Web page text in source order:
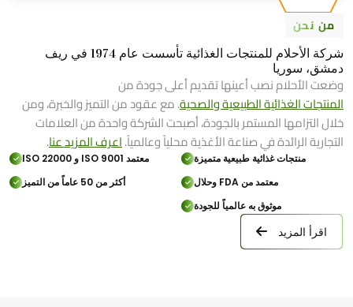
من نحن
شركة الأحلام للمنتجات الغذائية تأسست عام 1974 في ريف
دمشق، سوريا
وضعت الأحلام نصب أعينها تقديم أعلى جودة من
المنتجات الغذائية الطبيعية والصحية. مع عقود من التميز والخبرة، ومن
خلال التزامها المستمر بالجودة، أصبحت الشركة واحدة من العلامات
التجارية الرائدة في صناعة الأغذية محلياً وعالمياً.اعرف المزيد عنا.
منتجات غذائية طبيعية متميزة
معتمد ISO 9001 و ISO 22000
معتمد من FDA وحلال
أكثر من 50 عاماً من التميز
موثوق به عالمياً للجودة
اقرأ المزيد